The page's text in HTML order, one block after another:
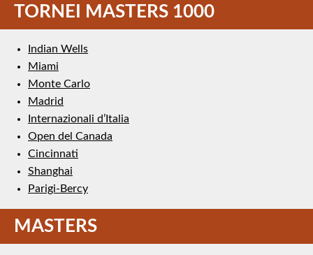
TORNEI MASTERS 1000
Indian Wells
Miami
Monte Carlo
Madrid
Internazionali d’Italia
Open del Canada
Cincinnati
Shanghai
Parigi-Bercy
MASTERS